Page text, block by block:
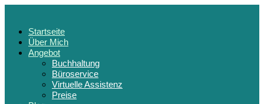
Startseite
Über Mich
Angebot
Buchhaltung
Büroservice
Virtuelle Assistenz
Preise